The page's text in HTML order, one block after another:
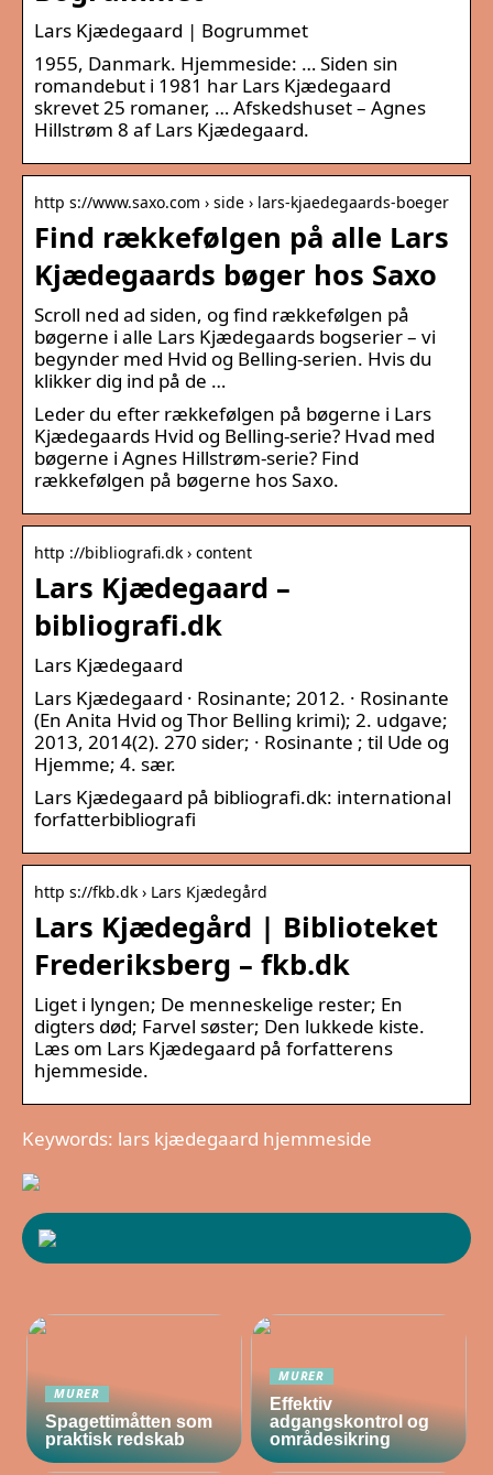
Lars Kjædegaard | Bogrummet
1955, Danmark. Hjemmeside: … Siden sin
romandebut i 1981 har Lars Kjædegaard
skrevet 25 romaner, … Afskedshuset – Agnes
Hillstrøm 8 af Lars Kjædegaard.
http s://www.saxo.com › side › lars-kjaedegaards-boeger
Find rækkefølgen på alle Lars
Kjædegaards bøger hos Saxo
Scroll ned ad siden, og find rækkefølgen på
bøgerne i alle Lars Kjædegaards bogserier – vi
begynder med Hvid og Belling-serien. Hvis du
klikker dig ind på de …
Leder du efter rækkefølgen på bøgerne i Lars
Kjædegaards Hvid og Belling-serie? Hvad med
bøgerne i Agnes Hillstrøm-serie? Find
rækkefølgen på bøgerne hos Saxo.
http ://bibliografi.dk › content
Lars Kjædegaard –
bibliografi.dk
Lars Kjædegaard
Lars Kjædegaard · Rosinante; 2012. · Rosinante
(En Anita Hvid og Thor Belling krimi); 2. udgave;
2013, 2014(2). 270 sider; · Rosinante ; til Ude og
Hjemme; 4. sær.
Lars Kjædegaard på bibliografi.dk: international
forfatterbibliografi
http s://fkb.dk › Lars Kjædegård
Lars Kjædegård | Biblioteket
Frederiksberg – fkb.dk
Liget i lyngen; De menneskelige rester; En
digters død; Farvel søster; Den lukkede kiste.
Læs om Lars Kjædegaard på forfatterens
hjemmeside.
Keywords: lars kjædegaard hjemmeside
MURER
Spagettimåtten som
praktisk redskab
MURER
Effektiv
adgangskontrol og
områdesikring